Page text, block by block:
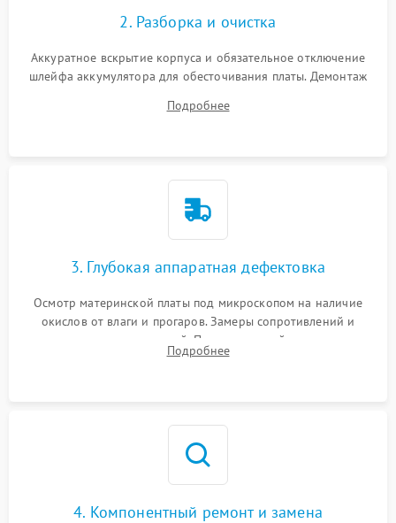
2. Разборка и очистка
Аккуратное вскрытие корпуса и обязательное отключение
шлейфа аккумулятора для обесточивания платы. Демонтаж
высохшей термопасты с кристаллов чипов.
Подробнее
3. Глубокая аппаратная дефектовка
Осмотр материнской платы под микроскопом на наличие
окислов от влаги и прогаров. Замеры сопротивлений и
дежурных напряжений. Проверка цепей питания,
мультиконтроллера, процессора и видеочипа.
Подробнее
4. Компонентный ремонт и замена